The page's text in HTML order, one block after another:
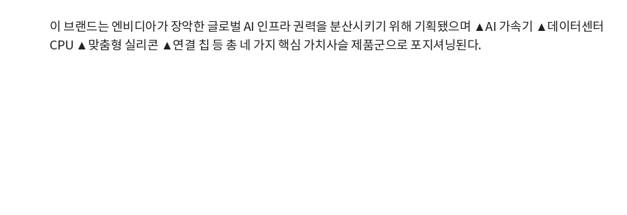
이 브랜드는 엔비디아가 장악한 글로벌 AI 인프라 권력을 분산시키기 위해 기획됐으며 ▲AI 가속기 ▲데이터센터
CPU ▲맞춤형 실리콘 ▲연결 칩 등 총 네 가지 핵심 가치사슬 제품군으로 포지셔닝된다.